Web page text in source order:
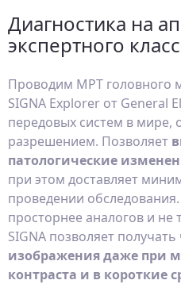
Диагностика на
экспертного
Проводим МРТ головного
SIGNA Explorer от General
передовых систем в мире,
разрешением. Позволяет
патологические
при этом доставляет
проведении
просторнее аналогов и
SIGNA позволяет получать
изображения даже при
контраста и в короткие